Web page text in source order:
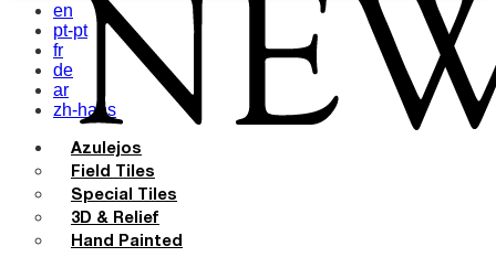
en
pt-pt
fr
de
ar
zh-hans
Azulejos
Field Tiles
Special Tiles
3D & Relief
Hand Painted